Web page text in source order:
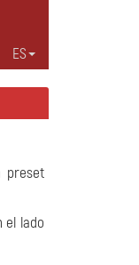
ES
preset
el lado